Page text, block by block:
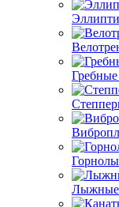
Лыжные